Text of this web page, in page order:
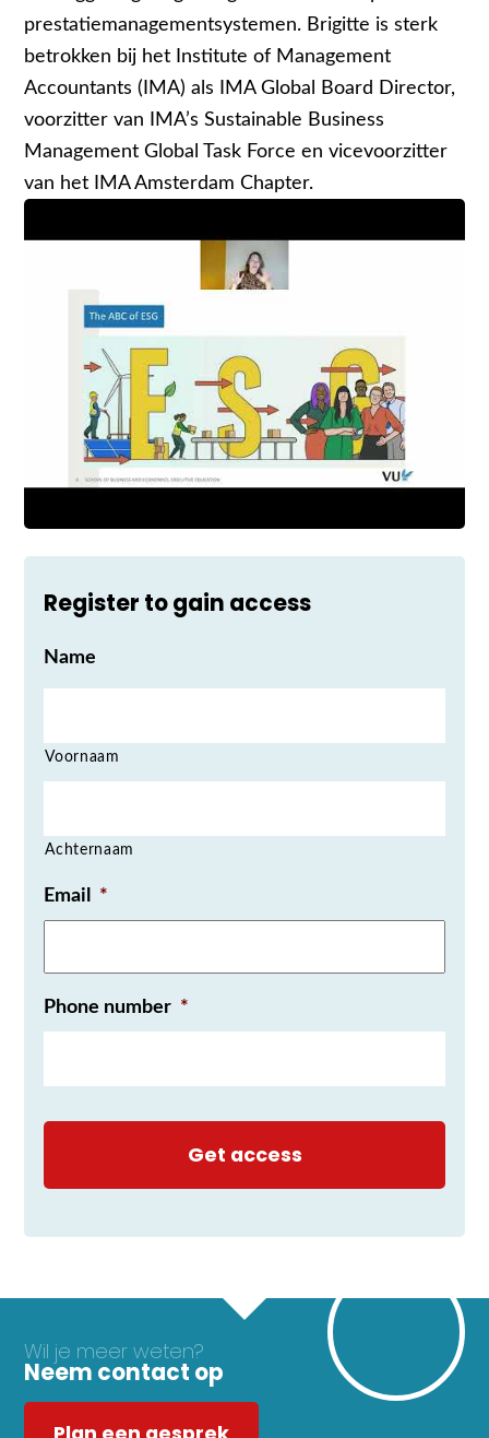
prestatiemanagementsystemen. Brigitte is sterk
betrokken bij het Institute of Management
Accountants (IMA) als IMA Global Board Director,
voorzitter van IMA’s Sustainable Business
Management Global Task Force en vicevoorzitter
van het IMA Amsterdam Chapter.
Register to gain access
Name
Voornaam
Achternaam
Email *
Phone number *
Wil je meer weten?
Neem contact op